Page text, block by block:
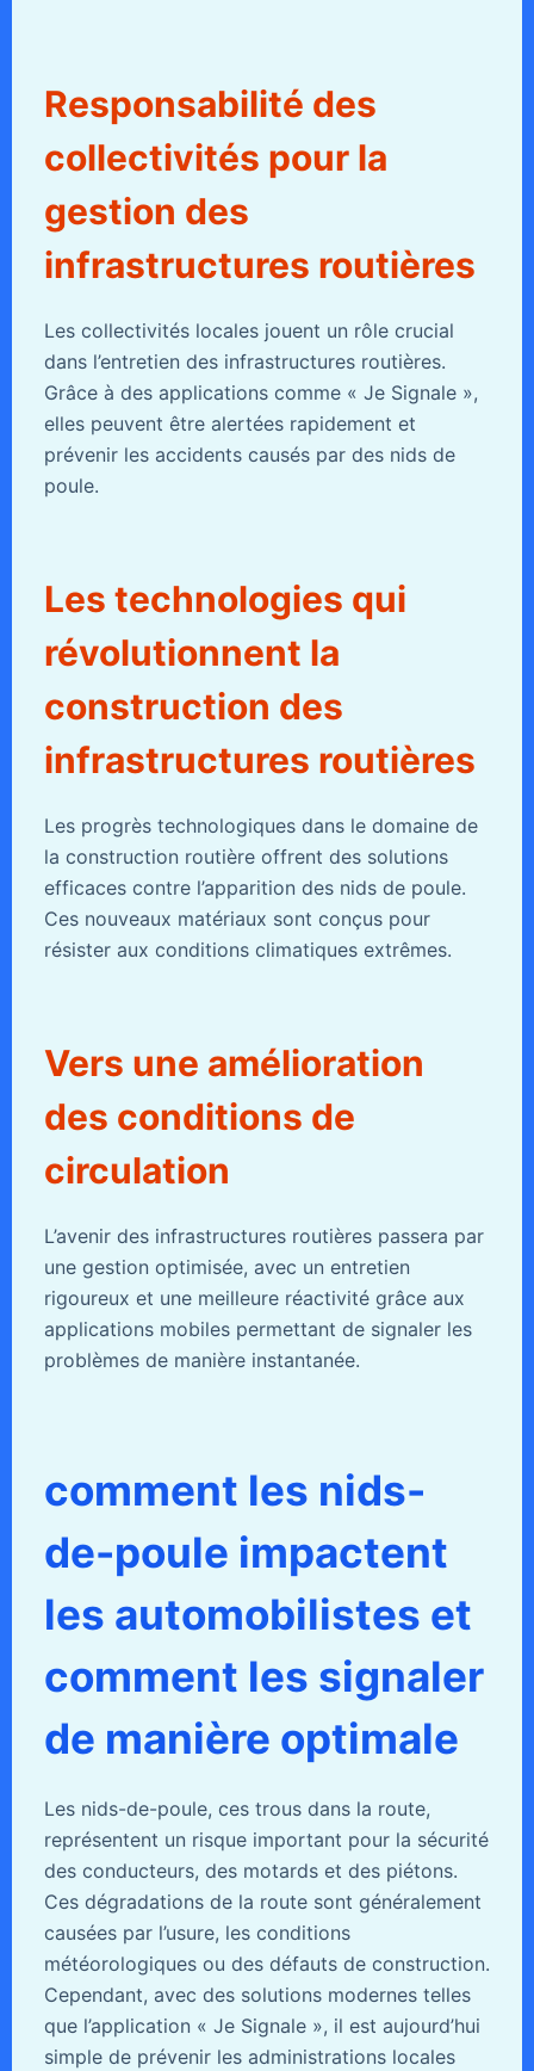
Responsabilité des
collectivités pour la
gestion des
infrastructures routières
Les collectivités locales jouent un rôle crucial
dans l’entretien des infrastructures routières.
Grâce à des applications comme « Je Signale »,
elles peuvent être alertées rapidement et
prévenir les accidents causés par des nids de
poule.
Les technologies qui
révolutionnent la
construction des
infrastructures routières
Les progrès technologiques dans le domaine de
la construction routière offrent des solutions
efficaces contre l’apparition des nids de poule.
Ces nouveaux matériaux sont conçus pour
résister aux conditions climatiques extrêmes.
Vers une amélioration
des conditions de
circulation
L’avenir des infrastructures routières passera par
une gestion optimisée, avec un entretien
rigoureux et une meilleure réactivité grâce aux
applications mobiles permettant de signaler les
problèmes de manière instantanée.
comment les nids-
de-poule impactent
les automobilistes et
comment les signaler
de manière optimale
Les nids-de-poule, ces trous dans la route,
représentent un risque important pour la sécurité
des conducteurs, des motards et des piétons.
Ces dégradations de la route sont généralement
causées par l’usure, les conditions
météorologiques ou des défauts de construction.
Cependant, avec des solutions modernes telles
que l’application « Je Signale », il est aujourd’hui
simple de prévenir les administrations locales